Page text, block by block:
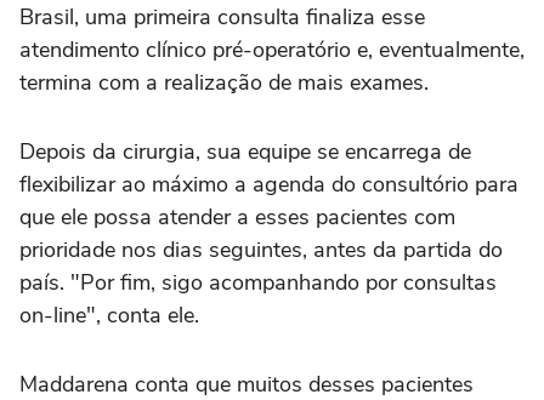
Brasil, uma primeira consulta finaliza esse
atendimento clínico pré-operatório e, eventualmente,
termina com a realização de mais exames.
Depois da cirurgia, sua equipe se encarrega de
flexibilizar ao máximo a agenda do consultório para
que ele possa atender a esses pacientes com
prioridade nos dias seguintes, antes da partida do
país. "Por fim, sigo acompanhando por consultas
on-line", conta ele.
Maddarena conta que muitos desses pacientes